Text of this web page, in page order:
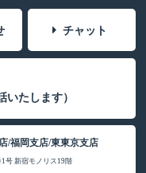
チャット
いたします）
/福岡支店/東東京支店
号 新宿モノリス19階